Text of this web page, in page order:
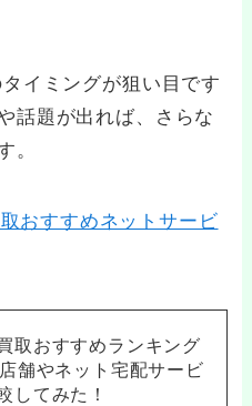
イミングが狙い目です
話題が出れば、さらな
。
おすすめネットサービ
取おすすめランキング
舗やネット宅配サービ
してみた！